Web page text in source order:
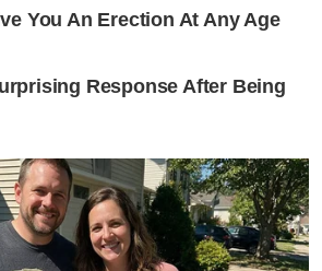
You An Erection At Any Age
Response After Being